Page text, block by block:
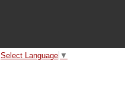
Select Language ▼